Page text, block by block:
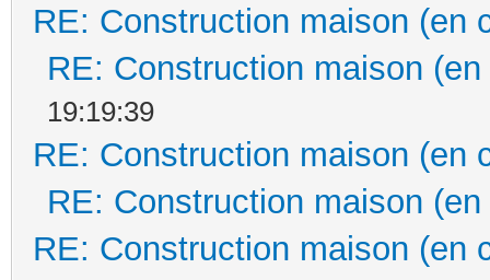
RE: Construction maison (en
RE: Construction maison
19:19:39
RE: Construction maison (en
RE: Construction maison
RE: Construction maison (en